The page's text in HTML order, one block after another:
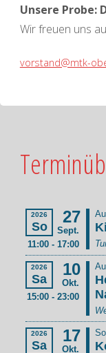
Unsere Probe:
Wir freuen uns
vorstand@mtk-